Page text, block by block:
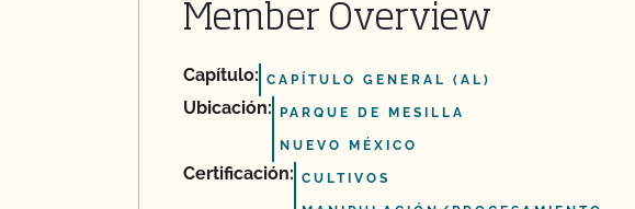
Member Overview
Capítulo: CAPÍTULO GENERAL (AL)
Ubicación: PARQUE DE MESILLA
NUEVO MÉXICO
Certificación: CULTIVOS